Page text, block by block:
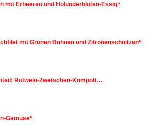
mit Erbeeren und Holunderblüten-Essig“
mit Grünen Bohnen und Zitronenschnitzen“
Rotwein-Zwetschen-Kompott…
Gemüse“